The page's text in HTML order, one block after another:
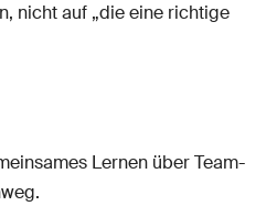
nicht auf „die eine richtige
Lernen über Team-